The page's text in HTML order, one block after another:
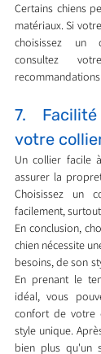
Certains chiens
matériaux. Si
choisissez un
consultez
7.
votre
Un collier facile
assurer la
Choisissez un
facilement,
En conclusion,
chien nécessite
besoins, de son
En prenant le
idéal, vous
confort de votre
style unique.
bien plus qu'un